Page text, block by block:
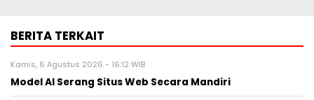
BERITA TERKAIT
Kamis, 6 Agustus 2026 - 16:12 WIB
Model AI Serang Situs Web Secara Mandiri